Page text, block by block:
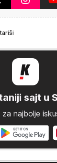
sajt u
za najbolje